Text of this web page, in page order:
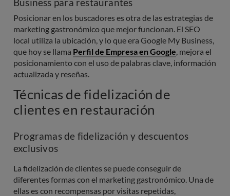
Posicionar en los buscadores es otra de las estrategias de
marketing gastronómico que mejor funcionan. El SEO
local utiliza la ubicación, y lo que era Google My Business,
que hoy se llama Perfil de Empresa en Google, mejora el
posicionamiento con el uso de palabras clave, información
actualizada y reseñas.
Técnicas de fidelización de
clientes en restauración
Programas de fidelización y descuentos
exclusivos
La fidelización de clientes se puede conseguir de
diferentes formas con el marketing gastronómico. Una de
ellas es con recompensas por visitas repetidas,